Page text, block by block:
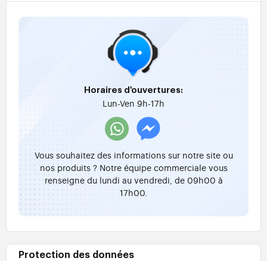
Horaires d'ouvertures:
Lun-Ven 9h-17h
Vous souhaitez des informations sur notre site ou
nos produits ? Notre équipe commerciale vous
renseigne du lundi au vendredi, de 09h00 à
17h00.
Protection des données